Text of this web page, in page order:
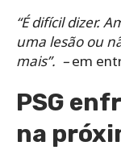
“É difícil dizer.
uma lesão ou
mais”. –em
PSG
na